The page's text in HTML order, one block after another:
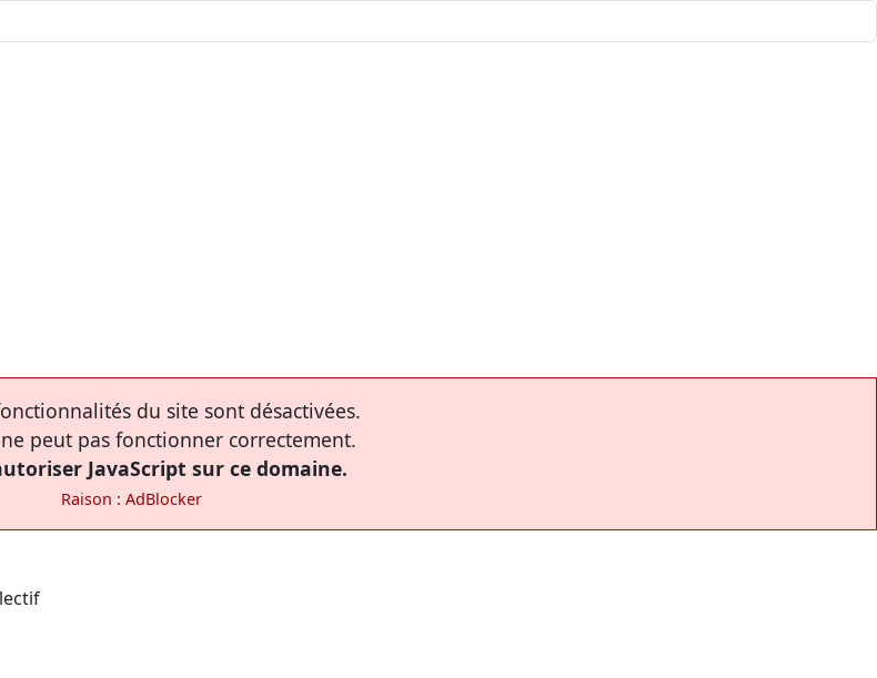
du site sont désactivées.
ne peut pas fonctionner correctement.
JavaScript sur ce domaine.
Raison : AdBlocker